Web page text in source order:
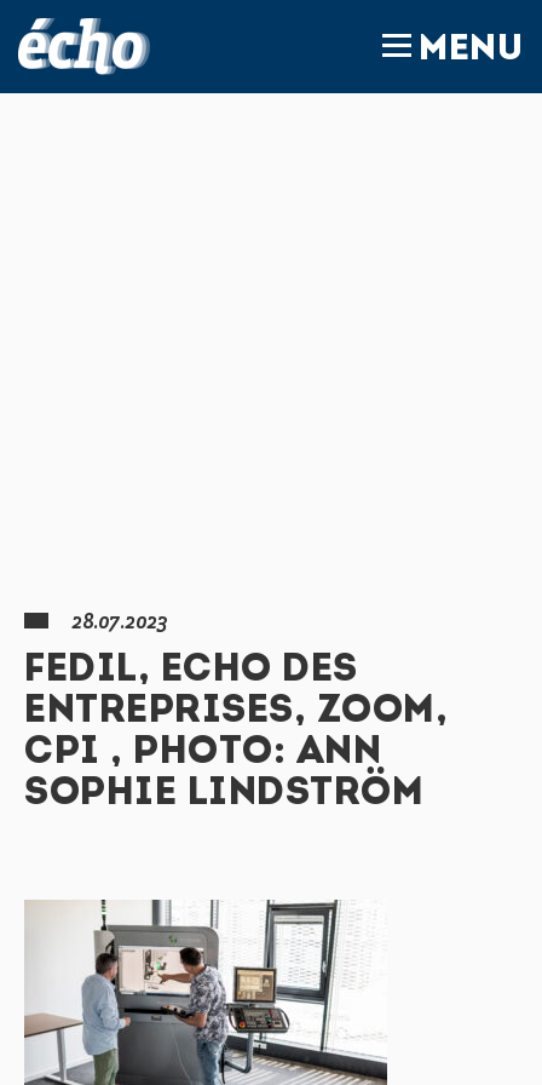
MENU
28.07.2023
FEDIL, ECHO DES
ENTREPRISES, ZOOM,
CPI , PHOTO: ANN
SOPHIE LINDSTRÖM